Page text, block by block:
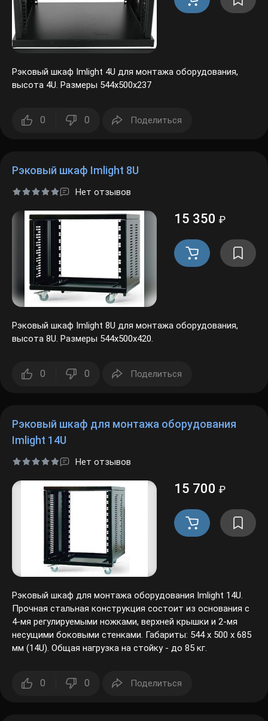
Рэковый шкаф Imlight 4U для монтажа оборудования,
высота 4U. Размеры 544х500х237
0 0 Поделиться
Рэковый шкаф Imlight 8U
Нет отзывов
15 350₽
Рэковый шкаф Imlight 8U для монтажа оборудования,
высота 8U. Размеры 544х500х420.
0 0 Поделиться
Рэковый шкаф для монтажа оборудования
Imlight 14U
Нет отзывов
15 700₽
Рэковый шкаф для монтажа оборудования Imlight 14U.
Прочная стальная конструкция состоит из основания с 4-
мя регулируемыми ножками, верхней крышки и 2-мя
несущими боковыми стенками. Габариты: 544 х 500 х 685
мм (14U). Общая нагрузка на стойку - до 85 кг.
0 0 Поделиться